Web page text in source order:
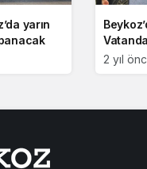
yarın
2 yıl